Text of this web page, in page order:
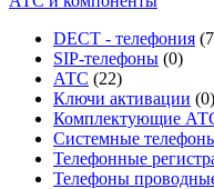
DECT - телефония
SIP-телефоны (0)
АТС (22)
Ключи активации (0)
Комплектующие
Системные
Телефонные
Телефоны